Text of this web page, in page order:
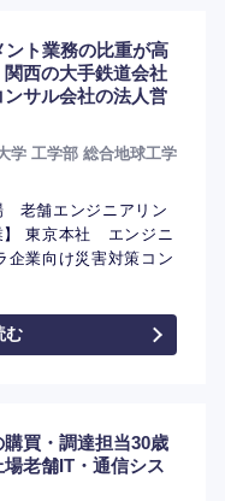
ト業務の比重が高
西の大手鉄道会社
サル会社の法人営
学 工学部 総合地球工学
老舗エンジニアリン
】 東京本社 エンジニ
企業向け災害対策コン
む
買・調達担当30歳
老舗IT・通信シス